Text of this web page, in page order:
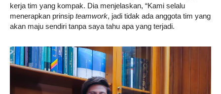
kerja tim yang kompak. Dia menjelaskan, “Kami selalu
menerapkan prinsip teamwork, jadi tidak ada anggota tim yang
akan maju sendiri tanpa saya tahu apa yang terjadi.